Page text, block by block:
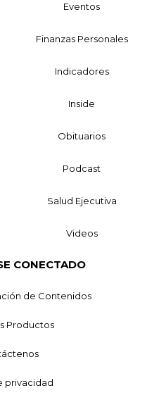
Eventos
Finanzas Personales
Indicadores
Inside
Obituarios
Podcast
Salud Ejecutiva
Videos
CONECTADO
de Contenidos
Productos
privacidad